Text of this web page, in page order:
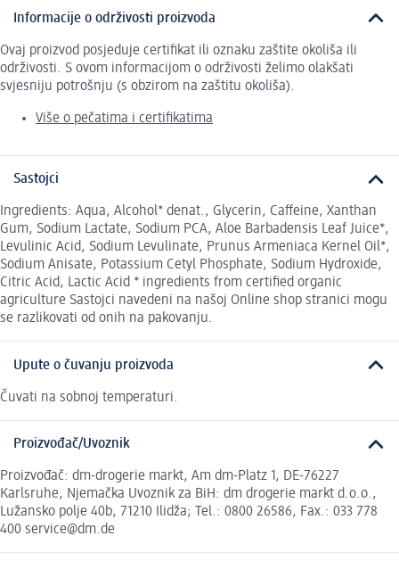
Informacije o održivosti proizvoda
Ovaj proizvod posjeduje certifikat ili oznaku zaštite okoliša ili
održivosti. S ovom informacijom o održivosti želimo olakšati
svjesniju potrošnju (s obzirom na zaštitu okoliša).
Više o pečatima i certifikatima
Sastojci
Ingredients: Aqua, Alcohol* denat., Glycerin, Caffeine, Xanthan
Gum, Sodium Lactate, Sodium PCA, Aloe Barbadensis Leaf Juice*,
Levulinic Acid, Sodium Levulinate, Prunus Armeniaca Kernel Oil*,
Sodium Anisate, Potassium Cetyl Phosphate, Sodium Hydroxide,
Citric Acid, Lactic Acid * ingredients from certified organic
agriculture Sastojci navedeni na našoj Online shop stranici mogu
se razlikovati od onih na pakovanju.
Upute o čuvanju proizvoda
Čuvati na sobnoj temperaturi.
Proizvođač/Uvoznik
Proizvođač: dm-drogerie markt, Am dm-Platz 1, DE-76227
Karlsruhe, Njemačka Uvoznik za BiH: dm drogerie markt d.o.o.,
Lužansko polje 40b, 71210 Ilidža; Tel.: 0800 26586, Fax.: 033 778
400 service@dm.de